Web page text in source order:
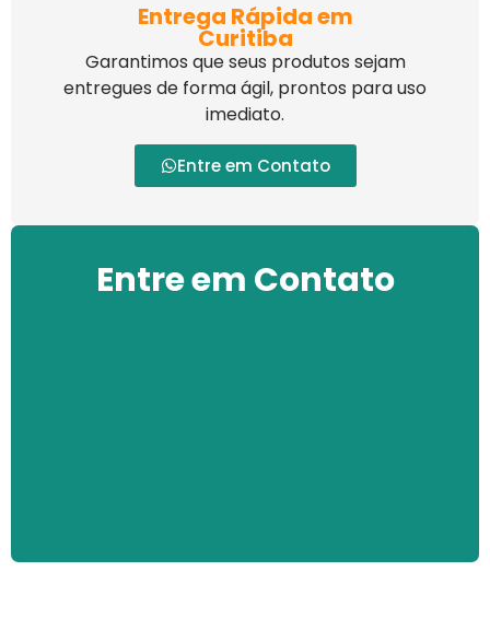
Entrega Rápida em
Curitiba
Garantimos que seus produtos sejam
entregues de forma ágil, prontos para uso
imediato.
Entre em Contato
Entre em Contato